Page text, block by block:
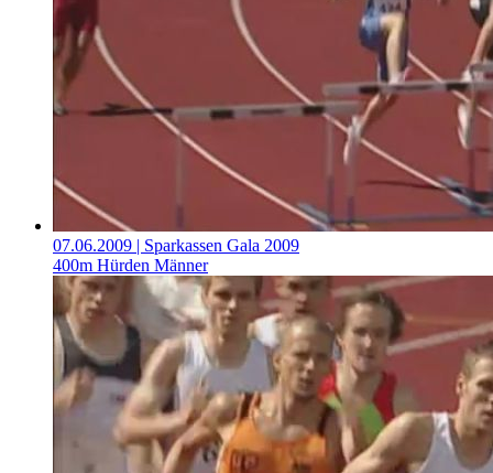
07.06.2009 | Sparkassen Gala 2009
400m Hürden Männer